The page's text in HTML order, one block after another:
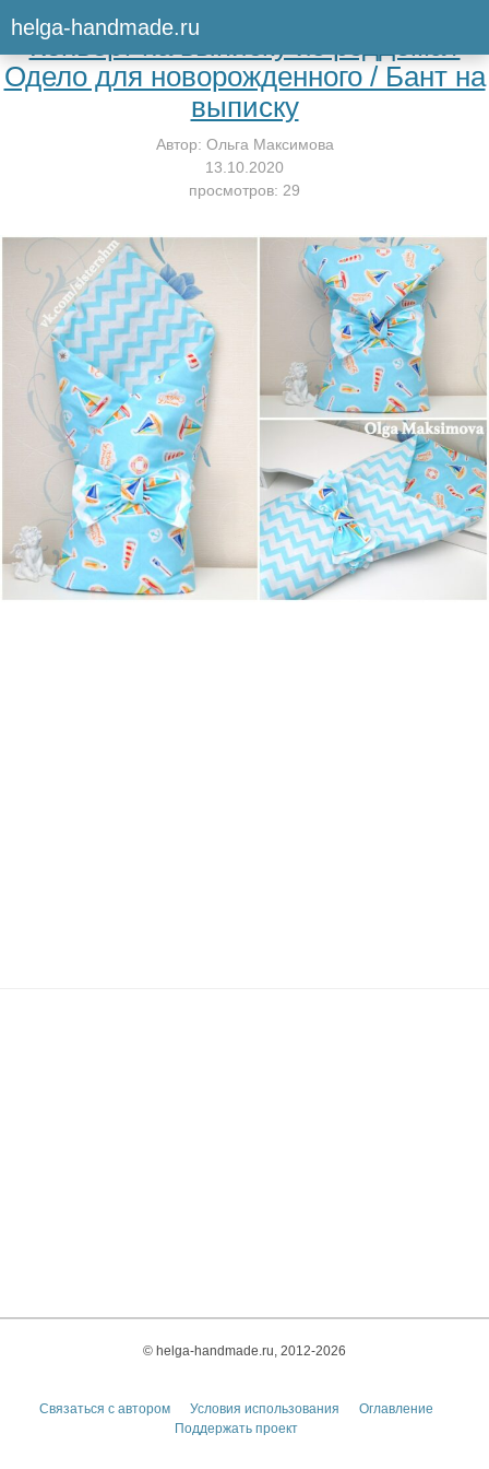
helga-handmade.ruВернуться к мастер-классу
Конверт на выписку из роддома /
Одело для новорожденного / Бант на
выписку
Автор: Ольга Максимова
13.10.2020
просмотров: 29
© helga-handmade.ru, 2012-2026
Связаться с автором Условия использования
Оглавление
Поддержать проект